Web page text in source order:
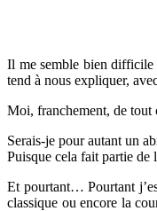
Il me semble bien difficile
tend à nous expliquer,
Moi, franchement, de tout
Serais-je pour autant un
Puisque cela fait partie de
Et pourtant… Pourtant
classique ou encore la